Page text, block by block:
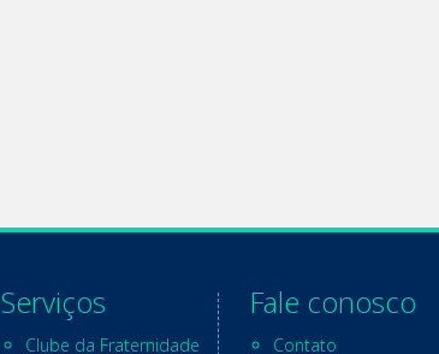
Serviços
Clube da Fraternidade
Fale conosco
Contato